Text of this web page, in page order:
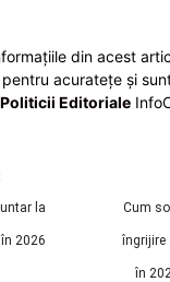
din acest
acuratețe și
Politicii Editoriale
la
2026
Cum
îngrijire
în